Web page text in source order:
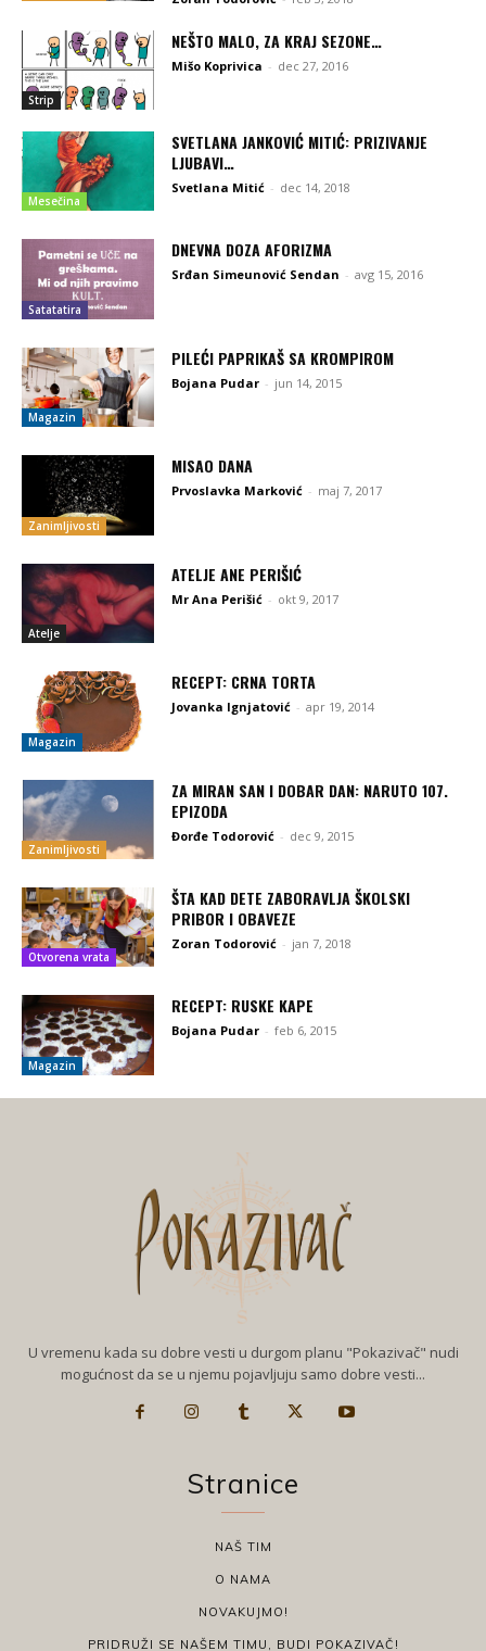
Strip
NEŠTO MALO, ZA KRAJ SEZONE…
Mišo Koprivica - dec 27, 2016
Mesečina
SVETLANA JANKOVIĆ MITIĆ: PRIZIVANJE
LJUBAVI…
Svetlana Mitić - dec 14, 2018
Satatatira
DNEVNA DOZA AFORIZMA
Srđan Simeunović Sendan - avg 15, 2016
Magazin
PILEĆI PAPRIKAŠ SA KROMPIROM
Bojana Pudar - jun 14, 2015
Zanimljivosti
MISAO DANA
Prvoslavka Marković - maj 7, 2017
Atelje
ATELJE ANE PERIŠIĆ
Mr Ana Perišić - okt 9, 2017
Magazin
RECEPT: CRNA TORTA
Jovanka Ignjatović - apr 19, 2014
Zanimljivosti
ZA MIRAN SAN I DOBAR DAN: NARUTO 107.
EPIZODA
Đorđe Todorović - dec 9, 2015
Otvorena vrata
ŠTA KAD DETE ZABORAVLJA ŠKOLSKI
PRIBOR I OBAVEZE
Zoran Todorović - jan 7, 2018
Magazin
RECEPT: RUSKE KAPE
Bojana Pudar - feb 6, 2015
U vremenu kada su dobre vesti u durgom planu "Pokazivač" nudi
mogućnost da se u njemu pojavljuju samo dobre vesti...
Stranice
NAŠ TIM
O NAMA
NOVAKUJMO!
PRIDRUŽI SE NAŠEM TIMU, BUDI POKAZIVAČ!